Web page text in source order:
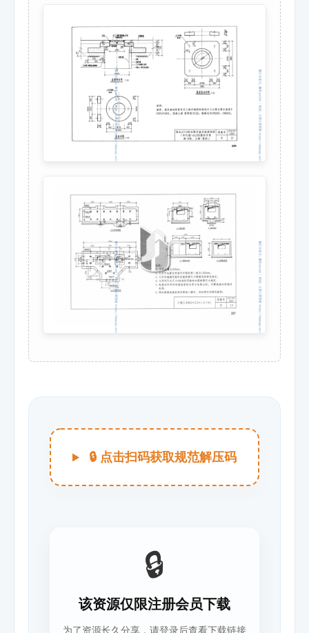
🔒 点击扫码获取规范解压码
🔒
该资源仅限注册会员下载
为了资源长久分享，请登录后查看下载链接